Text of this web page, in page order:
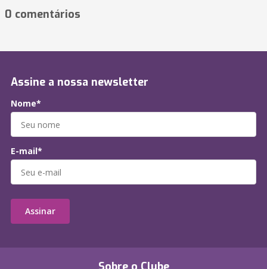
0 comentários
Assine a nossa newsletter
Nome*
E-mail*
Assinar